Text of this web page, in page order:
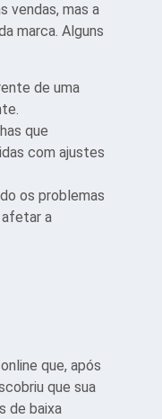
vendas, mas a
marca. Alguns
de uma
que
com ajustes
os problemas
a
que, após
que sua
de baixa